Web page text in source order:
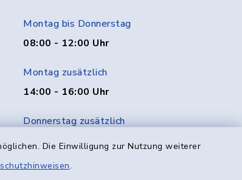
Die Einwilligung zur Nutzung weiterer
.
Montag bis Donnerstag
08:00 - 12:00 Uhr
Montag zusätzlich
14:00 - 16:00 Uhr
Donnerstag zusätzlich
14:00 - 18:00 Uhr
Freitag